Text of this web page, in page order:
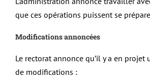
que ces opérations puissent se
Modifications annoncées
Le rectorat annonce qu’il y a en projet
de modifications :